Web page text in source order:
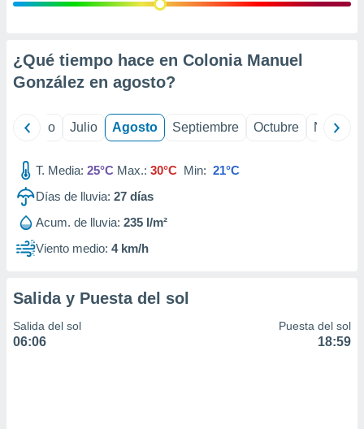
e
mediante
de
1199
¿Qué tiempo hace en Colonia Manuel
González en agosto?
Junio Julio Agosto Septiembre Octubre
T. Media: 25°C Max.: 30°C Min: 21°C
Días de lluvia: 27 días
Acum. de lluvia: 235 l/m²
Viento medio: 4 km/h
Salida y Puesta del sol
Salida del sol
06:06
Puesta del sol
18:59